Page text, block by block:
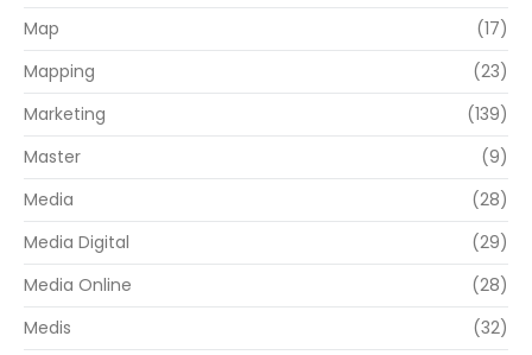
Map
(17)
Mapping
(23)
Marketing
(139)
Master
(9)
Media
(28)
Media Digital
(29)
Media Online
(28)
Medis
(32)